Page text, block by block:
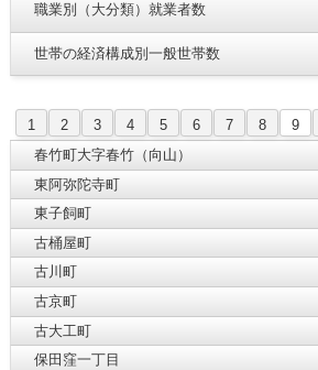
職業別（大分類）就業者数
世帯の経済構成別一般世帯数
1 2 3 4 5 6 7 8 9
春竹町大字春竹（向山）
東阿弥陀寺町
東子飼町
古桶屋町
古川町
古京町
古大工町
保田窪一丁目